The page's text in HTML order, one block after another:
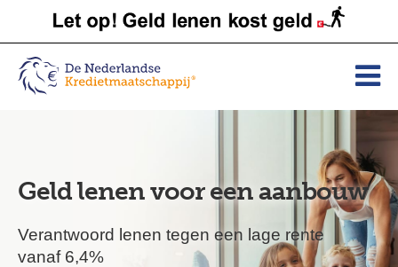
Geld lenen voor een aanbouw
Verantwoord lenen tegen een lage rente
vanaf 6,4%